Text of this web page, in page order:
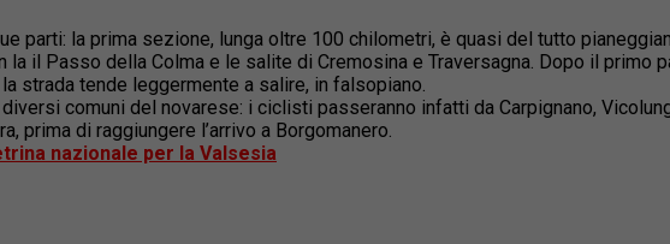
parti: la prima sezione, lunga oltre 100 chilometri, è quasi del tutto
il Passo della Colma e le salite di Cremosina e Traversagna. Dopo il primo
strada tende leggermente a salire, in falsopiano.
comuni del novarese: i ciclisti passeranno infatti da Carpignano,
prima di raggiungere l’arrivo a Borgomanero.
nazionale per la Valsesia